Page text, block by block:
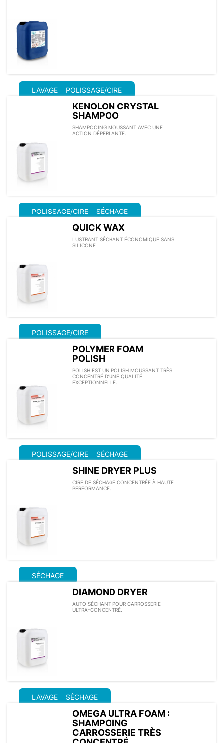
LAVAGE POLISSAGE/CIRE
KENOLON CRYSTAL
SHAMPOO
SHAMPOOING MOUSSANT AVEC UNE
ACTION DÉPERLANTE.
POLISSAGE/CIRE SÉCHAGE
QUICK WAX
LUSTRANT SÉCHANT ÉCONOMIQUE SANS
SILICONE
POLISSAGE/CIRE
POLYMER FOAM
POLISH
POLISH EST UN POLISH MOUSSANT TRÈS
CONCENTRÉ D’UNE QUALITÉ
EXCEPTIONNELLE.
POLISSAGE/CIRE SÉCHAGE
SHINE DRYER PLUS
CIRE DE SÉCHAGE CONCENTRÉE À HAUTE
PERFORMANCE.
SÉCHAGE
DIAMOND DRYER
AUTO SÉCHANT POUR CARROSSERIE
ULTRA-CONCENTRÉ.
LAVAGE SÉCHAGE
OMEGA ULTRA FOAM :
SHAMPOING
CARROSSERIE TRÈS